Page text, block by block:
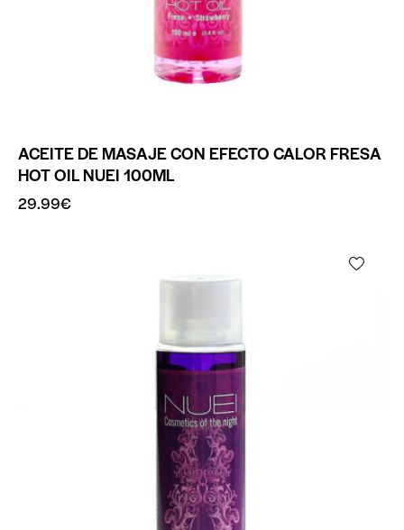
ACEITE DE MASAJE CON EFECTO CALOR FRESA
HOT OIL NUEI 100ML
29.99€